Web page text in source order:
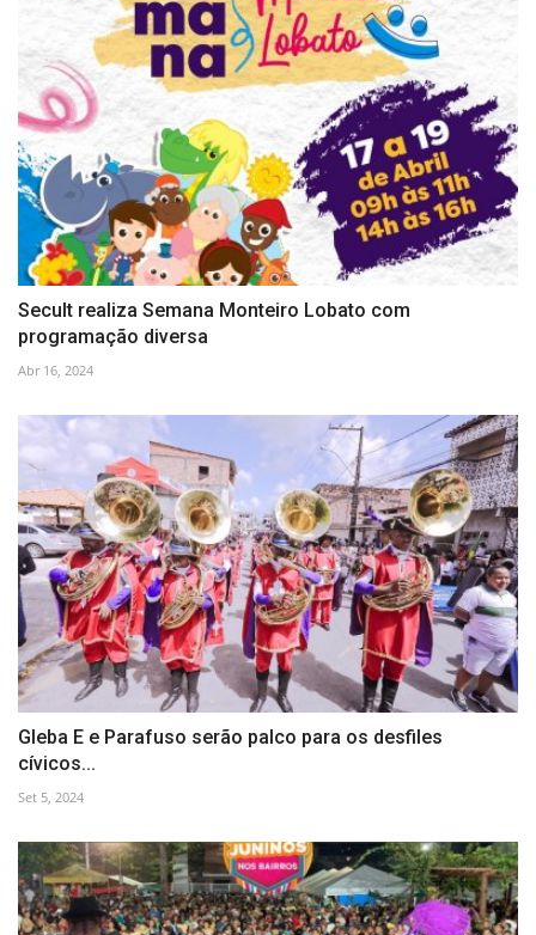
Secult realiza Semana Monteiro Lobato com
programação diversa
Abr 16, 2024
Gleba E e Parafuso serão palco para os desfiles
cívicos...
Set 5, 2024